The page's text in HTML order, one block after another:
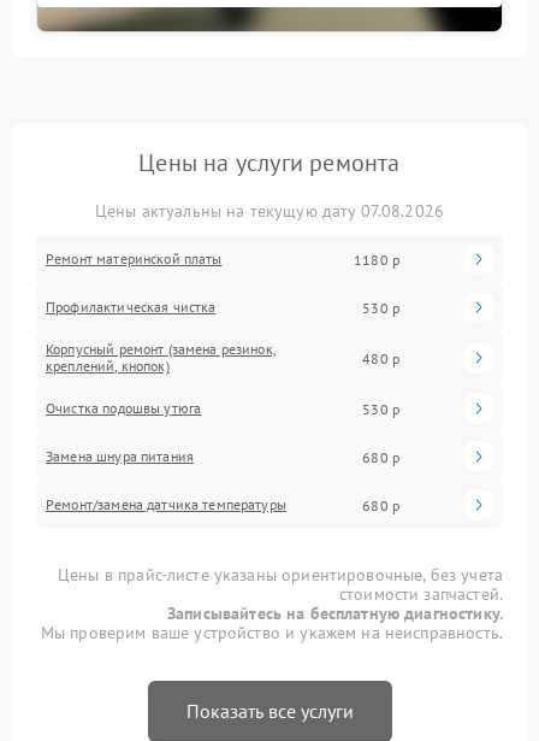
Цены на услуги ремонта
Цены актуальны на текущую дату 07.08.2026
Ремонт материнской платы 1180 р
Профилактическая чистка 530 р
Корпусный ремонт (замена резинок,
креплений, кнопок)
480 р
Очистка подошвы утюга 530 р
Замена шнура питания 680 р
Ремонт/замена датчика температуры 680 р
Цены в прайс-листе указаны ориентировочные, без учета
стоимости запчастей.
Записывайтесь на бесплатную диагностику.
Мы проверим ваше устройство и укажем на неисправность.
Показать все услуги